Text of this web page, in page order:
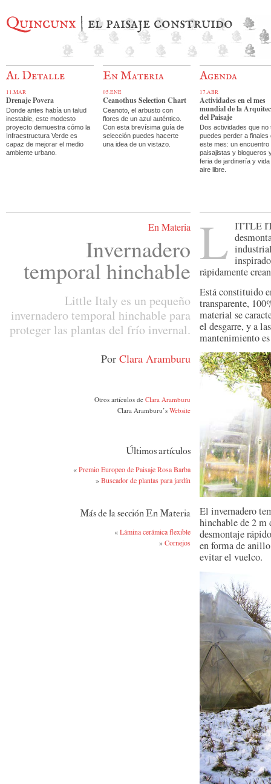
Quincunx | el paisaje construido
Al Detalle
11.MAR
Drenaje Povera
Donde antes había un talud
inestable, este modesto
proyecto demuestra cómo la
Infraestructura Verde es
capaz de mejorar el medio
ambiente urbano.
En Materia
05.ENE
Ceanothus Selection Chart
Ceanoto, el arbusto con
flores de un azul auténtico.
Con esta brevísima guía de
selección puedes hacerte
una idea de un vistazo.
Agenda
17.ABR
Actividades en el mes
mundial de la
del Paisaje
Dos actividades que no
puedes perder a finales
este mes: un encuentro
paisajistas y blogueros
feria de jardinería y vida
aire libre.
En Materia
Invernadero
temporal hinchable
Little Italy es un pequeño
invernadero temporal hinchable para
proteger las plantas del frío invernal.
Por Clara Aramburu
Otros artículos de Clara Aramburu
Clara Aramburu’s Website
Últimos artículos
«Premio Europeo de Paisaje Rosa Barba
»Buscador de plantas para jardín
Más de la sección En Materia
«Lámina cerámica flexible
»Cornejos
L ittle
rápidamente
Está constituido
transparente,
material se
el desgarre, y a
mantenimiento
El invernadero
hinchable de 2
desmontaje
en forma de
evitar el vuelco.